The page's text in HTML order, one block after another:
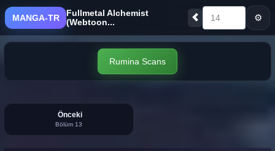
MANGA-TR
Fullmetal Alchemist
(Webtoon...
14 ⚙
Rumina Scans
Önceki
Bölüm 13